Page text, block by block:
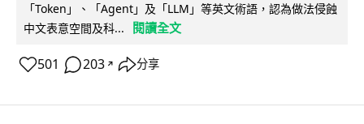
「Token」、「Agent」及「LLM」等英文術語，認為做法侵蝕
中文表意空間及科...
閱讀全文
501 203 ↗ 分享